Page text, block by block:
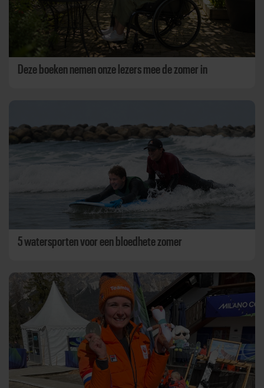
Deze boeken nemen onze lezers mee de zomer in
5 watersporten voor een bloedhete zomer